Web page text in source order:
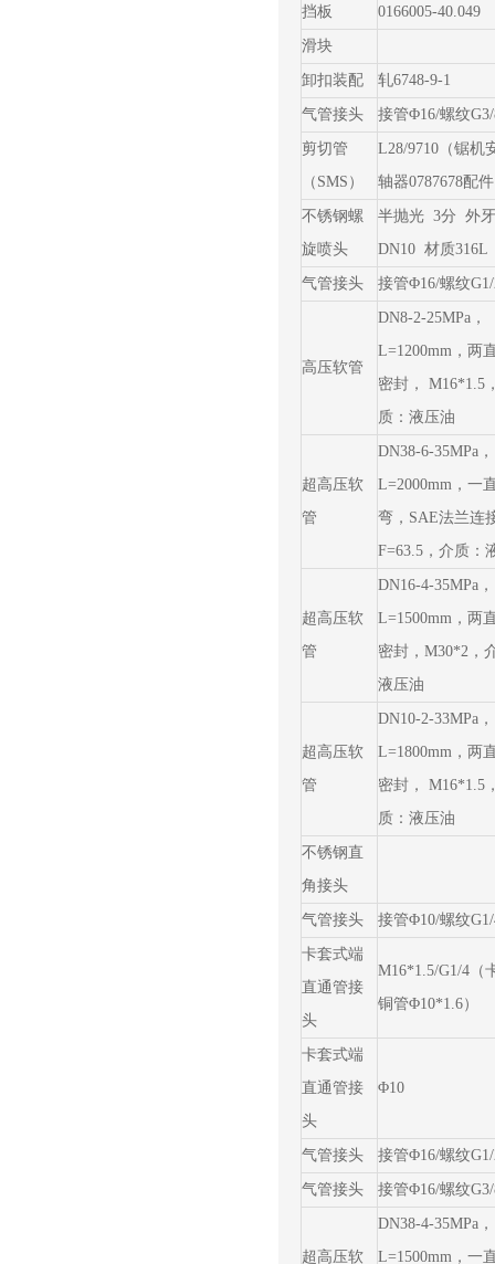
挡板 0166005-40.049
滑块
卸扣装配 轧6748-9-1
气管接头 接管Φ16/螺纹
剪切管
（SMS）
L28/9710（锯机
轴器0787678配
不锈钢螺
旋喷头
半抛光 3分 外
DN10 材质316L
气管接头 接管Φ16/螺纹
高压软管
DN8-2-25MPa，
L=1200mm，两
密封， M16*1.5
质：液压油
超高压软
管
DN38-6-35MPa，
L=2000mm，一
弯，SAE法兰连
F=63.5，介质：
超高压软
管
DN16-4-35MPa，
L=1500mm，两
密封，M30*2，
液压油
超高压软
管
DN10-2-33MPa，
L=1800mm，两
密封， M16*1.5
质：液压油
不锈钢直
角接头
气管接头 接管Φ10/螺纹
卡套式端
直通管接
头
M16*1.5/G1/4（
铜管Φ10*1.6）
卡套式端
直通管接
头
Φ10
气管接头 接管Φ16/螺纹
气管接头 接管Φ16/螺纹
超高压软
DN38-4-35MPa，
L=1500mm，一